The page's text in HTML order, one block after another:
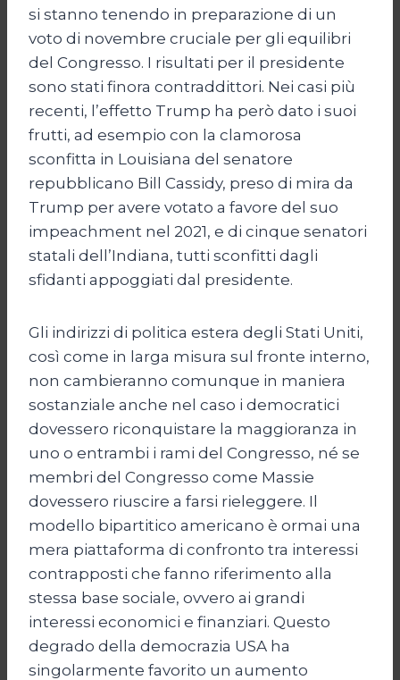
si stanno tenendo in preparazione di un
voto di novembre cruciale per gli equilibri
del Congresso. I risultati per il presidente
sono stati finora contraddittori. Nei casi più
recenti, l’effetto Trump ha però dato i suoi
frutti, ad esempio con la clamorosa
sconfitta in Louisiana del senatore
repubblicano Bill Cassidy, preso di mira da
Trump per avere votato a favore del suo
impeachment nel 2021, e di cinque senatori
statali dell’Indiana, tutti sconfitti dagli
sfidanti appoggiati dal presidente.
Gli indirizzi di politica estera degli Stati Uniti,
così come in larga misura sul fronte interno,
non cambieranno comunque in maniera
sostanziale anche nel caso i democratici
dovessero riconquistare la maggioranza in
uno o entrambi i rami del Congresso, né se
membri del Congresso come Massie
dovessero riuscire a farsi rieleggere. Il
modello bipartitico americano è ormai una
mera piattaforma di confronto tra interessi
contrapposti che fanno riferimento alla
stessa base sociale, ovvero ai grandi
interessi economici e finanziari. Questo
degrado della democrazia USA ha
singolarmente favorito un aumento